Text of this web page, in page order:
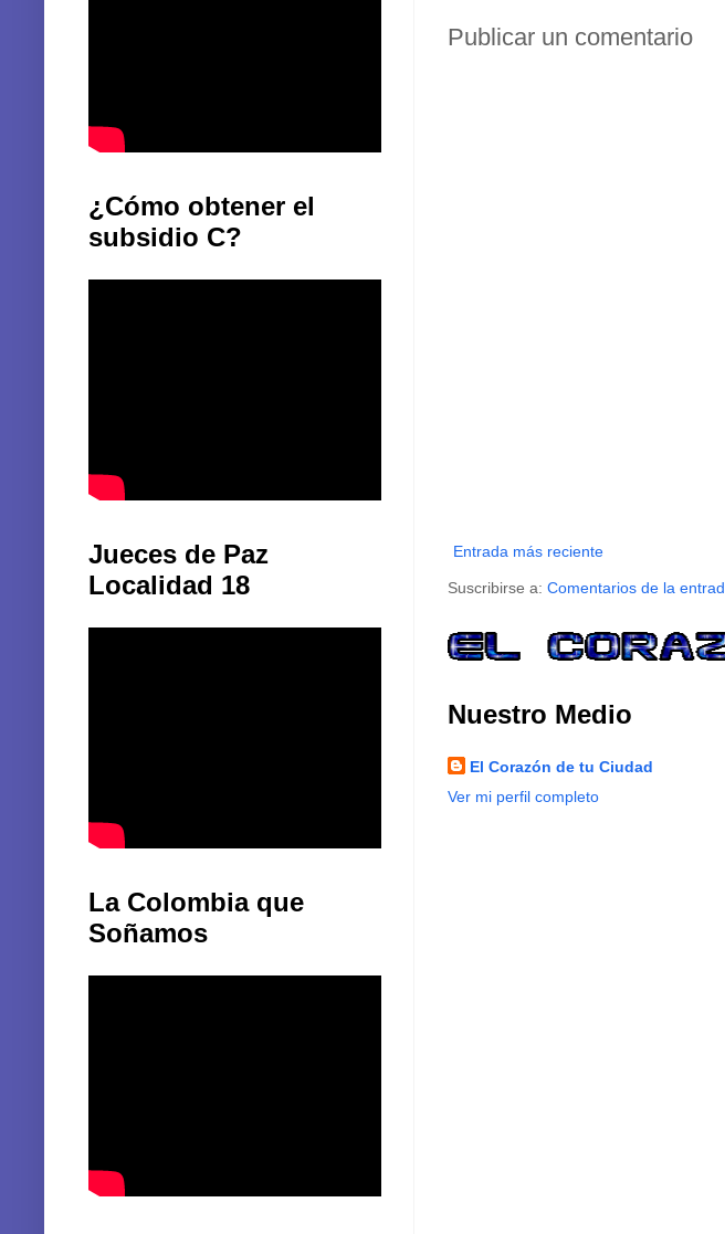
Publicar un comentario
Entrada más reciente
Suscribirse a: Comentarios de la
Nuestro Medio
El Corazón de tu Ciudad
Ver mi perfil completo
¿Cómo obtener el
subsidio C?
Jueces de Paz
Localidad 18
La Colombia que
Soñamos